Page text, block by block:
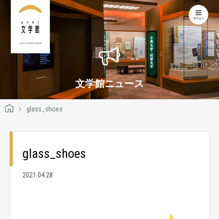
KOCHI LITERARY MUSEUM
文学館ニュース
glass_shoes
glass_shoes
2021.04.28